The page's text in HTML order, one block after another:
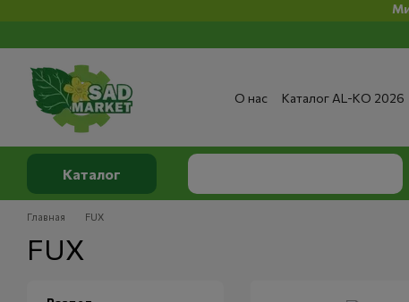
О нас Каталог AL-KO 2026
Публичный договор
Каталог
Главная FUX
FUX